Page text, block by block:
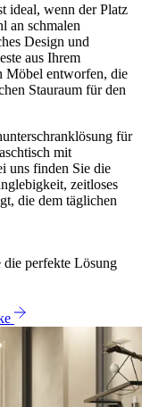
ideal, wenn der Platz
an schmalen
Design und
aus Ihrem
Möbel entworfen, die
Stauraum für den
für
mit
uns finden Sie die
zeitloses
die dem täglichen
die perfekte Lösung